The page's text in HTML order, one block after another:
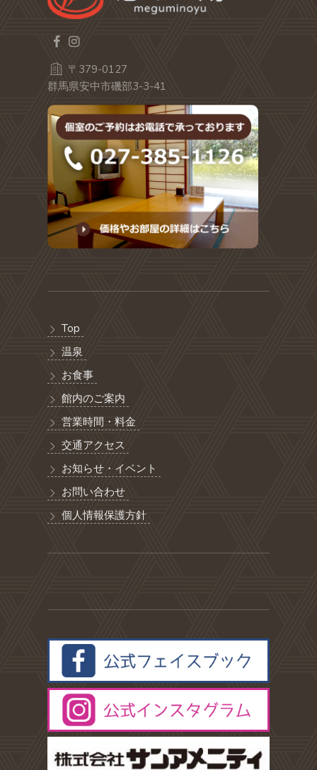
〒379-0127
群馬県安中市磯部3-3-41
Top
温泉
お食事
館内のご案内
営業時間・料金
交通アクセス
お知らせ・イベント
お問い合わせ
個人情報保護方針